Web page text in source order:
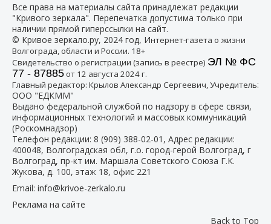
Все права на материалы сайта принадлежат редакции
"Кривого зеркала". Перепечатка допустима только при
наличии прямой гиперссылки на сайт.
© Кривое зеркало.ру, 2024 год, Интернет-газета о жизни
Волгограда, области и России. 18+
Свидетельство о регистрации (запись в реестре) ЭЛ № ФС
77 - 87885от 12 августа 2024 г.
Главный редактор: Крылов Александр Сергеевич, Учредитель:
ООО "ЕДКММ"
Выдано федеральной службой по надзору в сфере связи,
информационных технологий и массовых коммуникаций
(Роскомнадзор)
Телефон редакции: 8 (909) 388-02-01 , Адрес редакции:
400048, Волгоградская обл, г.о. город-герой Волгоград, г
Волгоград, пр-кт им. Маршала Советского Союза Г.К.
Жукова, д. 100, этаж 18, офис 221
Email: info@krivoe-zerkalo.ru
Реклама на сайте
Back to Top